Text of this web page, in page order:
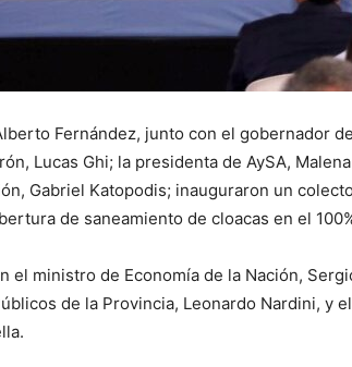
Fernández, junto con el gobernador
Lucas Ghi; la presidenta de AySA,
Gabriel Katopodis; inauguraron un
de saneamiento de cloacas en el
el ministro de Economía de la Nación,
de la Provincia, Leonardo Nardini, y